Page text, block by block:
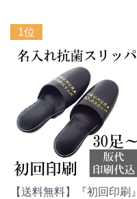
1位
【送料無料】『初回印刷』